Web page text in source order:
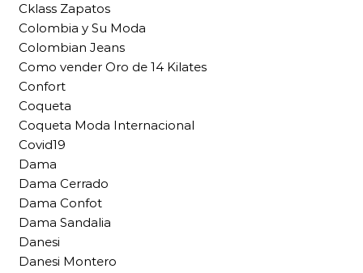
Cklass Zapatos
Colombia y Su Moda
Colombian Jeans
Como vender Oro de 14 Kilates
Confort
Coqueta
Coqueta Moda Internacional
Covid19
Dama
Dama Cerrado
Dama Confot
Dama Sandalia
Danesi
Danesi Montero